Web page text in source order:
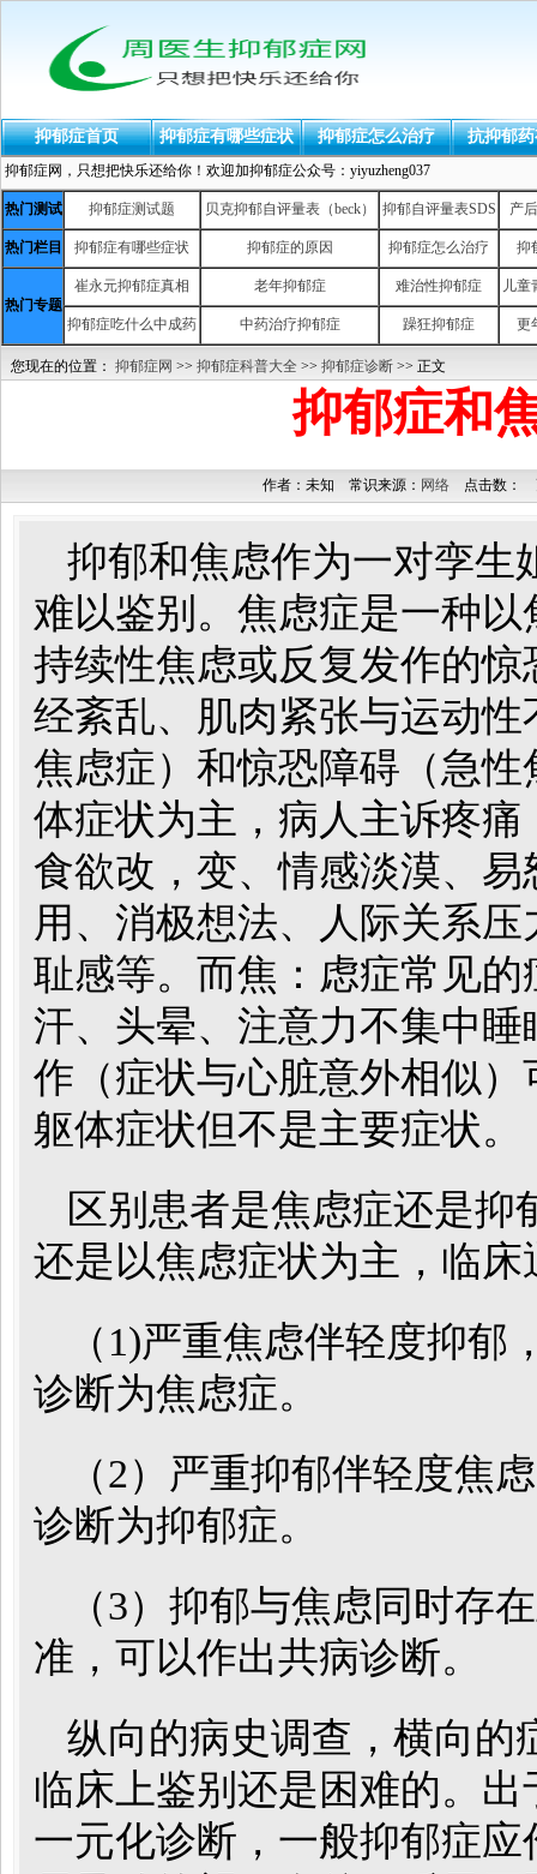
抑郁症首页 抑郁症有哪些症状 抑郁症怎么治疗 抗抑郁
抑郁症网，只想把快乐还给你！欢迎加抑郁症公众号：yiyuzheng037
热门测试 抑郁症测试题 贝克抑郁自评量表（beck） 抑郁自评量表SDS 产
热门栏目 抑郁症有哪些症状 抑郁症的原因 抑郁症怎么治疗 抑
热门专题
崔永元抑郁症真相 老年抑郁症 难治性抑郁症 儿童
抑郁症吃什么中成药 中药治疗抑郁症 躁狂抑郁症 更
您现在的位置： 抑郁症网 >> 抑郁症科普大全 >> 抑郁症诊断 >> 正文
抑郁症和
作者：未知 常识来源： 网络点击数：
抑郁和焦虑作为一对孪生
难以鉴别。焦虑症是一种
持续性焦虑或反复发作的
经紊乱、肌肉紧张与运动
焦虑症）和惊恐障碍（急
体症状为主，病人主诉疼
食欲改，变、情感淡漠、
用、消极想法、人际关系
耻感等。而焦：虑症常见
汗、头晕、注意力不集中
作（症状与心脏意外相似
躯体症状但不是主要症状。
区别患者是焦虑症还是
还是以焦虑症状为主，临
（1)严重焦虑伴轻度抑
诊断为焦虑症。
（2）严重抑郁伴轻度焦
诊断为抑郁症。
（3）抑郁与焦虑同时存
准，可以作出共病诊断。
纵向的病史调查，横向的
临床上鉴别还是困难的。
一元化诊断，一般抑郁症